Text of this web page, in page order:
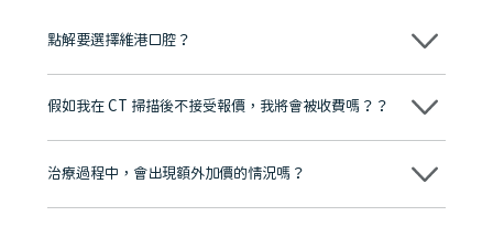
點解要選擇維港口腔？
維港口腔踐行「醫道濟世」的大學校訓，各分院匯聚來自香港、內地的
牌」、「2025香港企業領袖品牌」，是諾貝爾種植系統全球放心植牙中
至今已服務超過三十個國家和地區的顧客，受到粵港澳大灣區及周邊城
市市民極高的口碑評價及信任推薦 珠海、深圳設有八大分院，香港亦設
有咨詢及服務保障中心，有任何問題都可以隨時預約免費咨詢，讓人十
假如我在 CT 掃描後不接受報價，我將會被收費嗎？？
不會！只要未開始實際服務之前，你不會被收取任何費用。
治療過程中，會出現額外加價的情況嗎？
不會，治療前我們會詳細說明治療方案及對應的價錢，顧客同意並簽字